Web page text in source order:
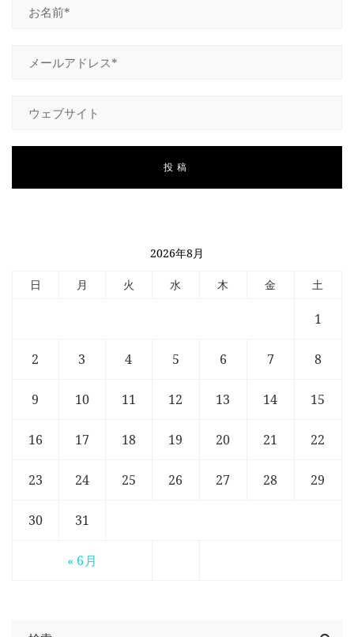
2026年8月
日 月 火 水 木 金 土
« 6月
1
2 3 4 5 6 7 8
9 10 11 12 13 14 15
16 17 18 19 20 21 22
23 24 25 26 27 28 29
30 31